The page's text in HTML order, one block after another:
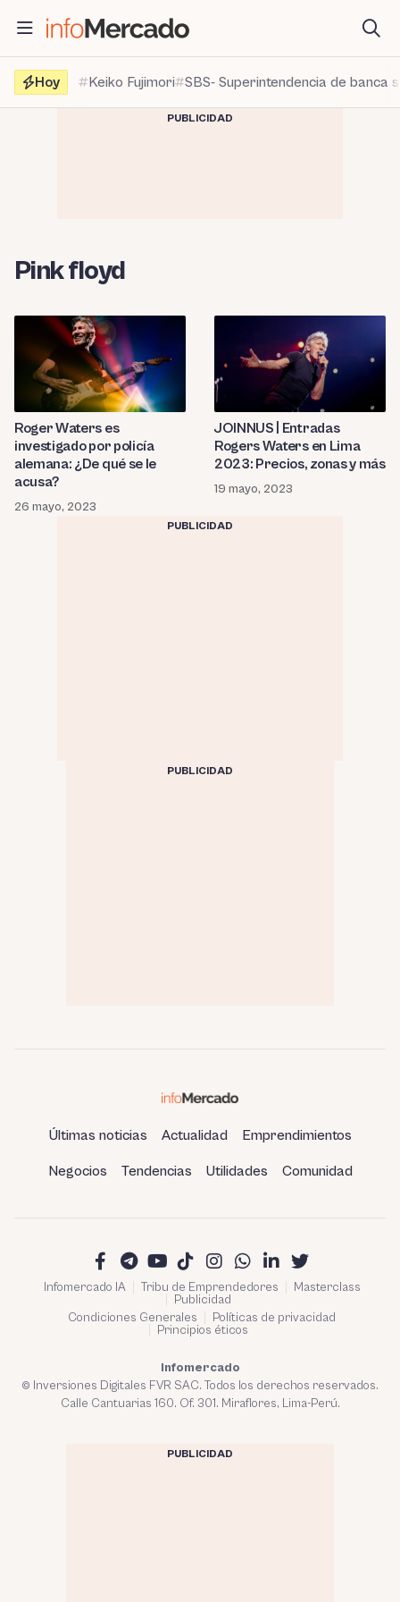
contenido
Hoy
Keiko Fujimori SBS- Superintendencia de banca
PUBLICIDAD
Pink floyd
Roger Waters es
investigado por policía
alemana: ¿De qué se le
acusa?
26 mayo, 2023
JOINNUS | Entradas
Rogers Waters en Lima
2023: Precios, zonas y más
19 mayo, 2023
PUBLICIDAD
PUBLICIDAD
Últimas noticias Actualidad Emprendimientos
Negocios Tendencias Utilidades Comunidad
Infomercado IA Tribu de Emprendedores
Masterclass
Publicidad
Condiciones Generales
Políticas de privacidad
Principios éticos
Infomercado
© Inversiones Digitales FVR SAC. Todos los derechos reservados.
Calle Cantuarias 160. Of. 301. Miraflores, Lima-Perú.
PUBLICIDAD